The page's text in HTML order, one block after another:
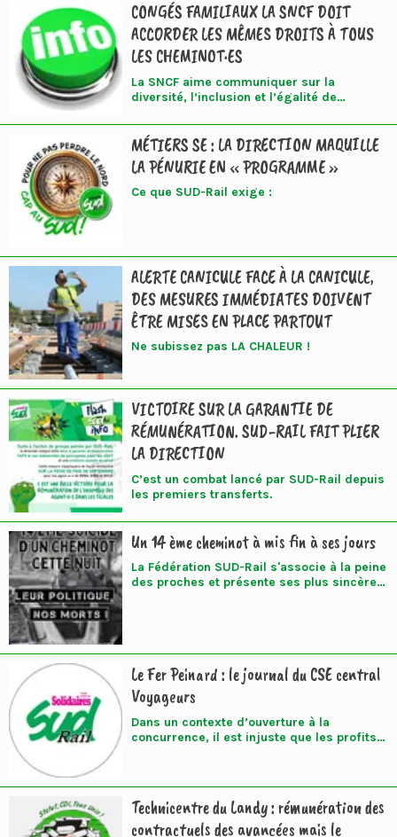
températures maximales dans le code du
travail, ou d’imposer que des
températures maximales soient fixées par
secteur d’activité, ou de permettre à
dans les situations de danger.
CONGÉS FAMILIAUX LA SNCF DOIT
ACCORDER LES MÊMES DROITS À TOUS
LES CHEMINOT·ES
La SNCF aime communiquer sur la
diversité, l’inclusion et l’égalité de
droits concrets des cheminot.es, certaines
dispositions internes continuent de
considérer que les salarié.es pacsé.es
valent moins que les salarié.es marié.es.
C’est notamment le cas pour plusieurs
congés spéciaux liés aux événements
MÉTIERS SE : LA DIRECTION MAQUILLE
LA PÉNURIE EN « PROGRAMME »
Ce que SUD-Rail exige :
ALERTE CANICULE FACE À LA CANICULE,
DES MESURES IMMÉDIATES DOIVENT
ÊTRE MISES EN PLACE PARTOUT
Ne subissez pas LA CHALEUR !
VICTOIRE SUR LA GARANTIE DE
RÉMUNÉRATION. SUD-RAIL FAIT PLIER
LA DIRECTION
C’est un combat lancé par SUD-Rail depuis
les premiers transferts.
Un 14 ème cheminot à mis fin à ses jours
La Fédération SUD-Rail s'associe à la peine
des proches et présente ses plus sincères
Le Fer Peinard : le journal du CSE central
Voyageurs
Dans un contexte d’ouverture à la
concurrence, il est injuste que les profits
Technicentre du Landy : rémunération des
contractuels des avancées mais le